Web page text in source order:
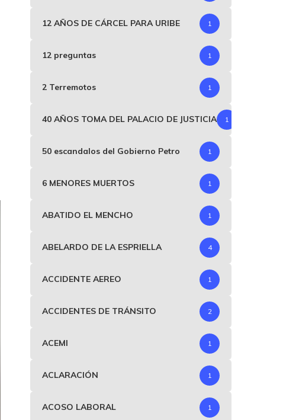
12 AÑOS DE CÁRCEL PARA URIBE 1
12 preguntas 1
2 Terremotos 1
40 AÑOS TOMA DEL PALACIO DE JUSTICIA 1
50 escandalos del Gobierno Petro 1
6 MENORES MUERTOS 1
ABATIDO EL MENCHO 1
ABELARDO DE LA ESPRIELLA 4
ACCIDENTE AEREO 1
ACCIDENTES DE TRÁNSITO 2
ACEMI 1
ACLARACIÓN 1
ACOSO LABORAL 1